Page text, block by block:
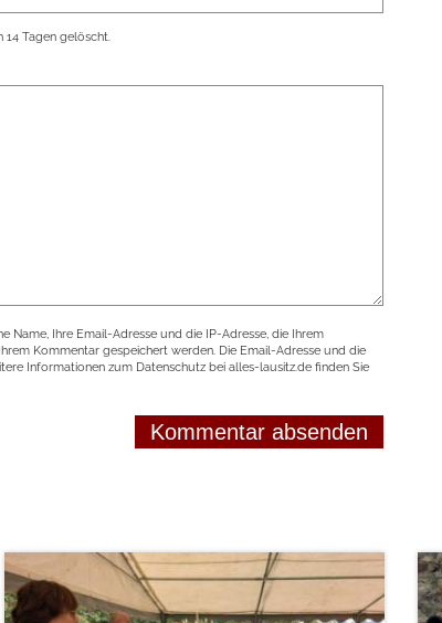
Tagen gelöscht.
Name, Ihre Email-Adresse und die IP-Adresse, die Ihrem
Kommentar gespeichert werden. Die Email-Adresse und die
Informationen zum Datenschutz bei alles-lausitz.de finden Sie
weiterlesen